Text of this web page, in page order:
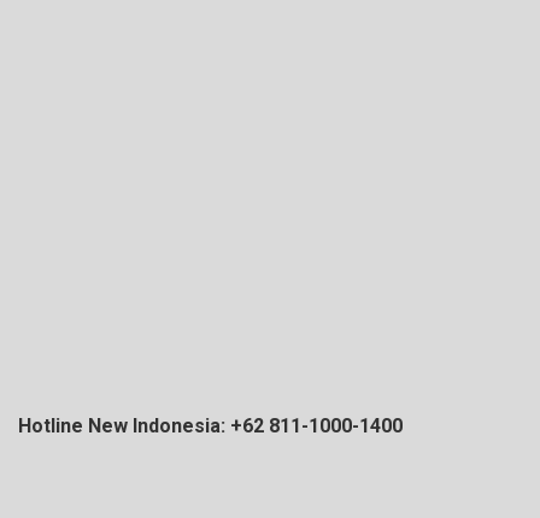
Hotline New Indonesia: +62 811-1000-1400